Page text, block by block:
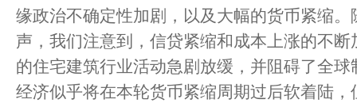
缘政治不确定性加剧，以及大幅的货币紧缩
声，我们注意到，信贷紧缩和成本上涨的不
的住宅建筑行业活动急剧放缓，并阻碍了全
经济似乎将在本轮货币紧缩周期过后软着陆